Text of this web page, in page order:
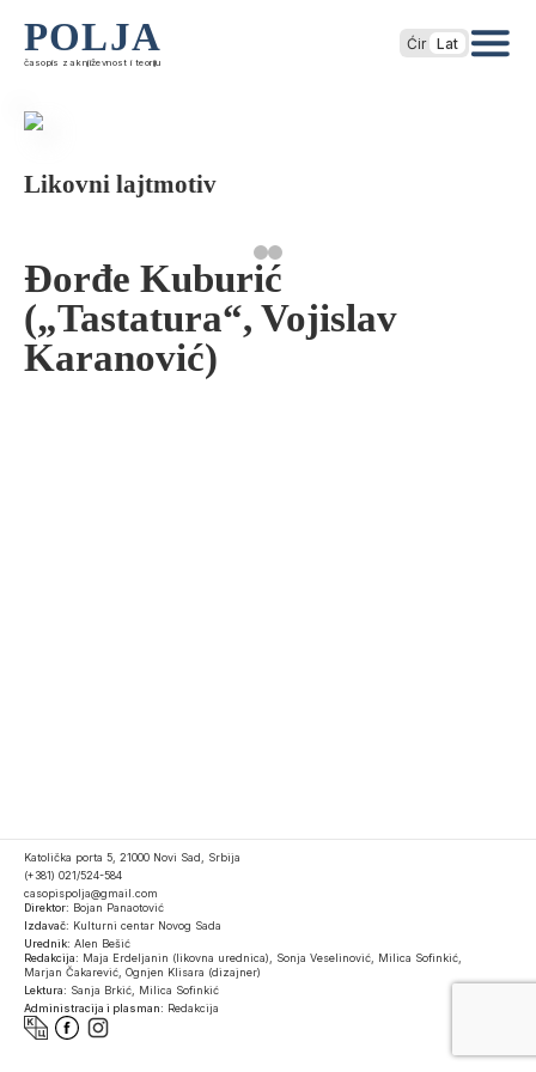
POLJA
časopis za književnost i teoriju
Ćir Lat
Likovni lajtmotiv
Đorđe Kuburić
(„Tastatura“, Vojislav
Karanović)
Katolička porta 5, 21000 Novi Sad, Srbija
(+381) 021/524-584
casopispolja@gmail.com
Direktor: Bojan Panaotović
Izdavač: Kulturni centar Novog Sada
Urednik: Alen Bešić
Redakcija: Maja Erdeljanin (likovna urednica), Sonja Veselinović, Milica Sofinkić,
Marjan Čakarević, Ognjen Klisara (dizajner)
Lektura: Sanja Brkić, Milica Sofinkić
Administracija i plasman: Redakcija